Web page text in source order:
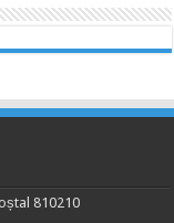
810210